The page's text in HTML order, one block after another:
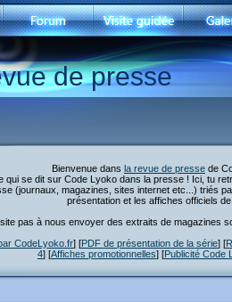
de presse
Bienvenue dans la revue de presse de
qui se dit sur Code Lyoko dans la presse ! Ici, tu
(journaux, magazines, sites internet etc...) triés
présentation et les affiches officiels
pas à nous envoyer des extraits de magazines
CodeLyoko.fr] [PDF de présentation de la série] [
4] [Affiches promotionnelles] [Publicité Code